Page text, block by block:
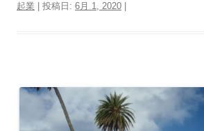
起業 | 投稿日: 6月 1, 2020